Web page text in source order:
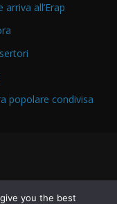
all’Erap
popolare condivisa
you the best